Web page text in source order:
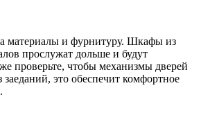
материалы и фурнитуру. Шкафы из
прослужат дольше и будут
проверьте, чтобы механизмы дверей
заеданий, это обеспечит комфортное